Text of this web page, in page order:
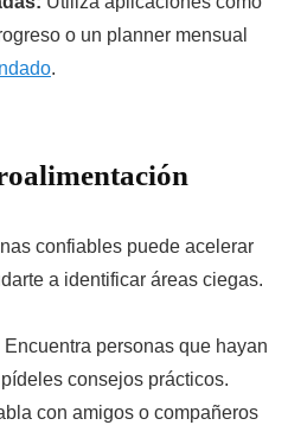
o un planner mensual
.
confiables puede acelerar
a identificar áreas ciegas.
Encuentra personas que hayan
consejos prácticos.
con amigos o compañeros